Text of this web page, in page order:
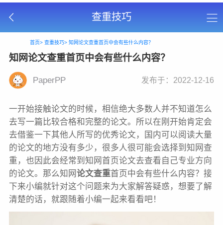
查重技巧
首页> 查重技巧> 知网论文查重首页中会有些什么内容？
知网论文查重首页中会有些什么内容？
PaperPP 发布于：2022-12-16
一开始接触论文的时候，相信绝大多数人并不知道怎么
去写一篇比较合格和完整的论文。所以在刚开始肯定会
去借鉴一下其他人所写的优秀论文，国内可以阅读大量
的论文的地方没有多少，很多人很可能会选择到知网查
重，也因此会经常到知网首页论文去查看自己专业方向
的论文。那么知网论文查重首页中会有些什么内容？接
下来小编就针对这个问题来为大家解答疑惑，想要了解
清楚的话，就跟随着小编一起来看看吧！